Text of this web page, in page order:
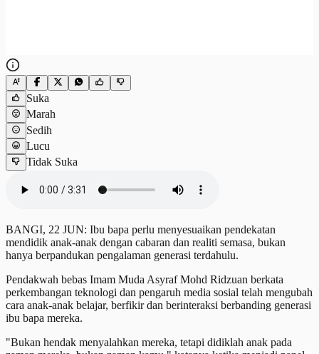
Suka
Marah
Sedih
Lucu
Tidak Suka
BANGI, 22 JUN: Ibu bapa perlu menyesuaikan pendekatan
mendidik anak-anak dengan cabaran dan realiti semasa, bukan
hanya berpandukan pengalaman generasi terdahulu.
Pendakwah bebas Imam Muda Asyraf Mohd Ridzuan berkata
perkembangan teknologi dan pengaruh media sosial telah mengubah
cara anak-anak belajar, berfikir dan berinteraksi berbanding generasi
ibu bapa mereka.
"Bukan hendak menyalahkan mereka, tetapi didiklah anak pada